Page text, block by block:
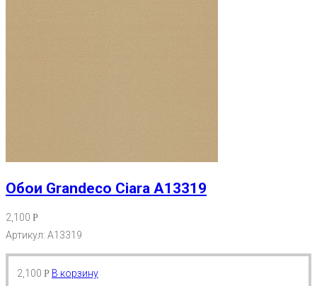
Обои Grandeco Ciara A13319
2,100 Р
Артикул: A13319
2,100 Р В корзину